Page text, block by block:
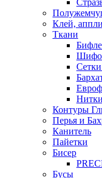
Клей,
Ткани
Нитки
Контуры
Перья и
Канитель
Пайетки
Бисер
Бусы